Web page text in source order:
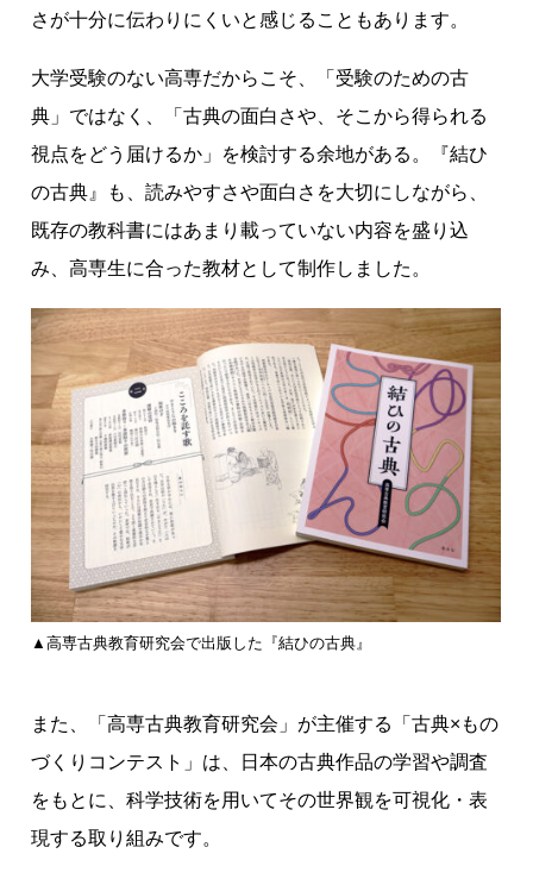
さが十分に伝わりにくいと感じることもあります。
大学受験のない高専だからこそ、「受験のための古
典」ではなく、「古典の面白さや、そこから得られる
視点をどう届けるか」を検討する余地がある。『結ひ
の古典』も、読みやすさや面白さを大切にしながら、
既存の教科書にはあまり載っていない内容を盛り込
み、高専生に合った教材として制作しました。
▲高専古典教育研究会で出版した『結ひの古典』
また、「高専古典教育研究会」が主催する「古典×もの
づくりコンテスト」は、日本の古典作品の学習や調査
をもとに、科学技術を用いてその世界観を可視化・表
現する取り組みです。